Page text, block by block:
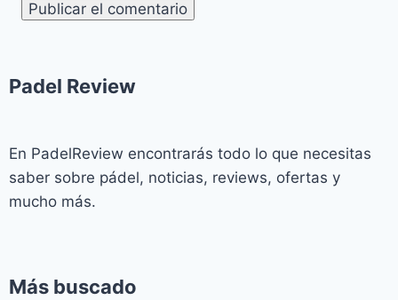
Padel Review​
En PadelReview encontrarás todo lo que necesitas
saber sobre pádel, noticias, reviews, ofertas y
mucho más.
Más buscado